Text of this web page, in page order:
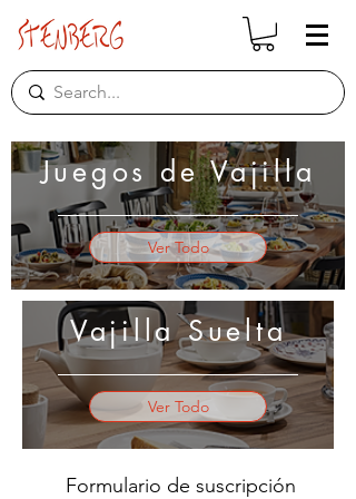
Juegos de Vajilla
Ver Todo
Vajilla Suelta
Ver Todo
Formulario de suscripción